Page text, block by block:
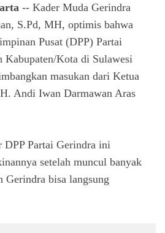
-- Kader Muda Gerindra
S.Pd, MH, optimis bahwa
Pusat (DPP) Partai
Kabupaten/Kota di Sulawesi
masukan dari Ketua
Andi Iwan Darmawan Aras
DPP Partai Gerindra ini
setelah muncul banyak
Gerindra bisa langsung